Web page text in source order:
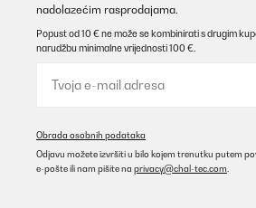
nadolazećim rasprodajama.
Popust od 10 € ne može se kombinirati s drugim
narudžbu minimalne vrijednosti 100 €.
Obrada osobnih podataka
Odjavu možete izvršiti u bilo kojem trenutku putem
e-pošte ili nam pišite na privacy@chal-tec.com